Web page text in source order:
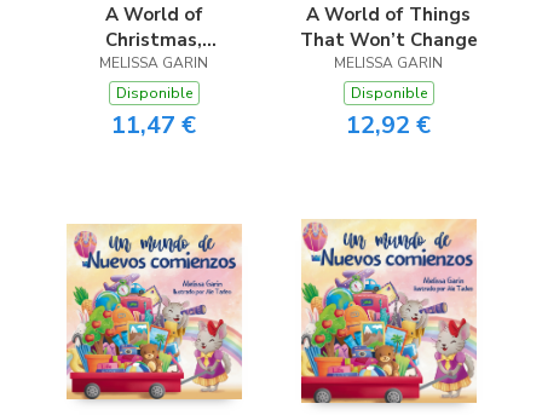
A World of
Christmas,
Wherever You May
Go
MELISSA GARIN
Disponible
11,47 €
A World of Things
That Won’t Change
MELISSA GARIN
Disponible
12,92 €